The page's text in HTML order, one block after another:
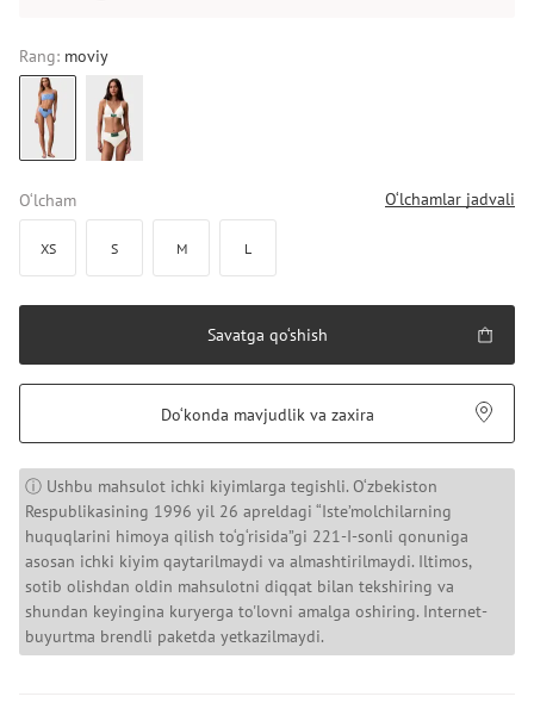
Rang: moviy
O‘lcham O‘lchamlar jadvali
XS S M L
Savatga qo‘shish
Do‘konda mavjudlik va zaxira
ⓘ Ushbu mahsulot ichki kiyimlarga tegishli. O‘zbekiston
Respublikasining 1996 yil 26 apreldagi “Iste’molchilarning
huquqlarini himoya qilish to‘g‘risida”gi 221-I-sonli qonuniga
asosan ichki kiyim qaytarilmaydi va almashtirilmaydi. Iltimos,
sotib olishdan oldin mahsulotni diqqat bilan tekshiring va
shundan keyingina kuryerga to'lovni amalga oshiring. Internet-
buyurtma brendli paketda yetkazilmaydi.